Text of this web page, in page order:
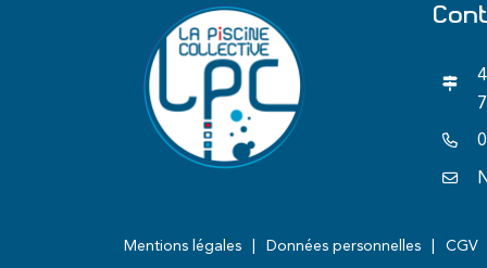
Mentions légales Données personnelles CGV